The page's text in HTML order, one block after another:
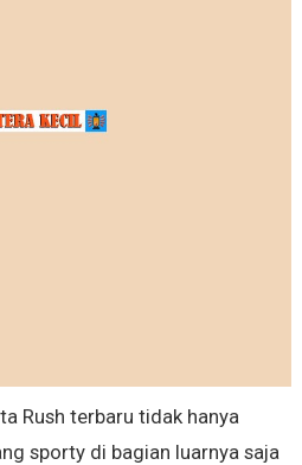
Rush terbaru tidak hanya
sporty di bagian luarnya saja